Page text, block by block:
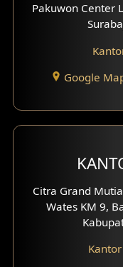
Fasad
Fasad Villa
Desain
Desain
Desain
Desain
Desain
Pakuwon Center
Google
Citra Grand
Wates KM 9,